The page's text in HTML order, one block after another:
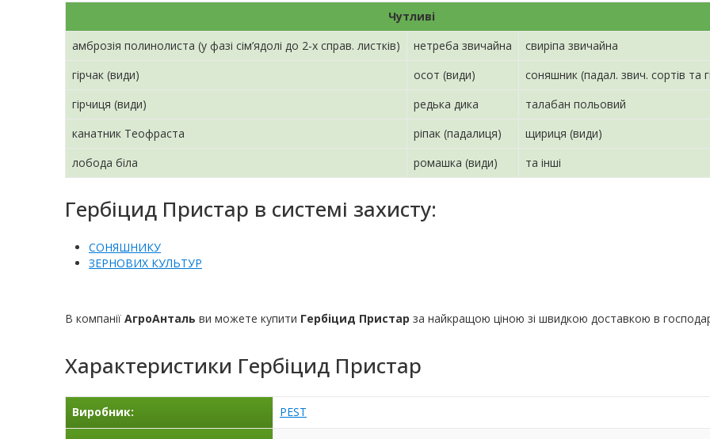
Чутливі
амброзія полинолиста (у фазі сім’ядолі до 2-х справ. листків)
нетреба звичайна
свиріпа звичайна
гірчак (види)
осот (види)
соняшник (падал. звич. сортів та
гірчиця (види)
редька дика
талабан польовий
канатник Теофраста
ріпак (падалиця)
щириця (види)
лобода біла
ромашка (види) та інші
Гербіцид Пристар в системі захисту:
СОНЯШНИКУ
ЗЕРНОВИХ КУЛЬТУР
В компанії АгроАнталь ви можете купити Гербіцид Пристар за найкращою ціною зі швидкою доставкою в
Характеристики Гербіцид Пристар
Виробник: PEST